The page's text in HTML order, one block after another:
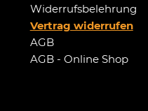
Widerrufsbelehrung
Vertrag widerrufen
AGB
AGB - Online Shop